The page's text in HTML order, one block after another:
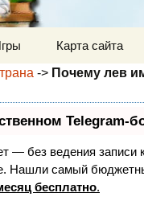
Карта сайта
-> Почему лев
Telegram-
— без ведения
Нашли самый
бесплатно.